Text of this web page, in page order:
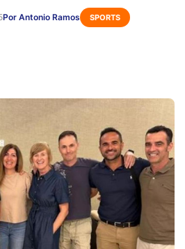
Por Antonio Ramos SPORTS